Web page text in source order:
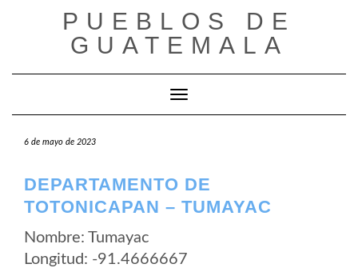
PUEBLOS DE
GUATEMALA
Cambiar modo de navegación
6 de mayo de 2023
DEPARTAMENTO DE
TOTONICAPAN – TUMAYAC
Nombre: Tumayac
Longitud: -91.4666667